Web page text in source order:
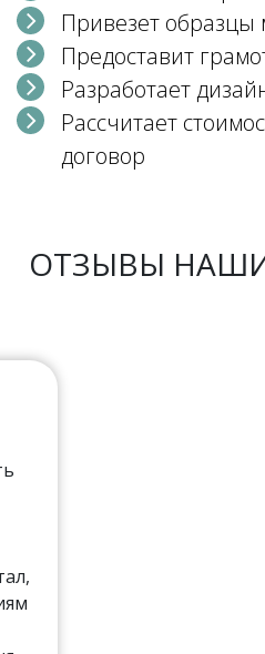
Привезет образцы
Предоставит
Разработает
Рассчитает
договор
ОТЗЫВЫ